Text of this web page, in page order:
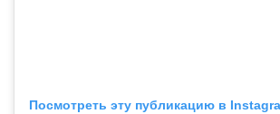
Посмотреть эту публикацию в